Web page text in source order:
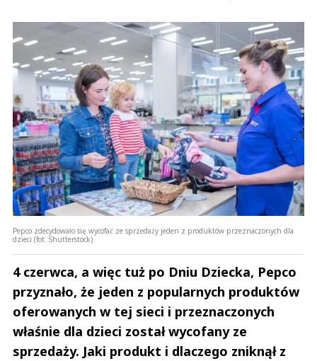
Pepco zdecydowało się wycofać ze sprzedaży jeden z produktów przeznaczonych dla
dzieci (fot. Shutterstock)
4 czerwca, a więc tuż po Dniu Dziecka, Pepco
przyznało, że jeden z popularnych produktów
oferowanych w tej sieci i przeznaczonych
właśnie dla dzieci został wycofany ze
sprzedaży. Jaki produkt i dlaczego zniknął z